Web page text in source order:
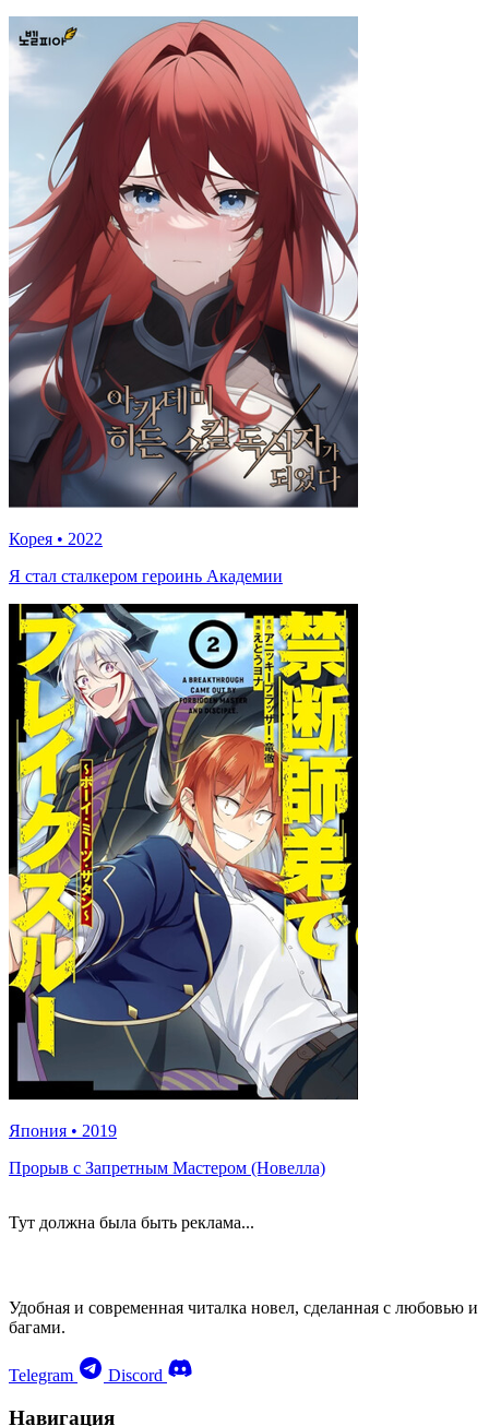
Корея • 2022
Я стал сталкером героинь Академии
Япония • 2019
Прорыв с Запретным Мастером (Новелла)
Тут должна была быть реклама...
Удобная и современная читалка новел, сделанная с любовью и
багами.
Telegram Discord
Навигация